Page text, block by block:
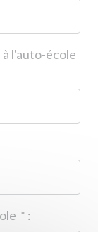
l'auto-école
* :